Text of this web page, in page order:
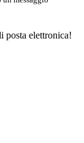
posta elettronica!